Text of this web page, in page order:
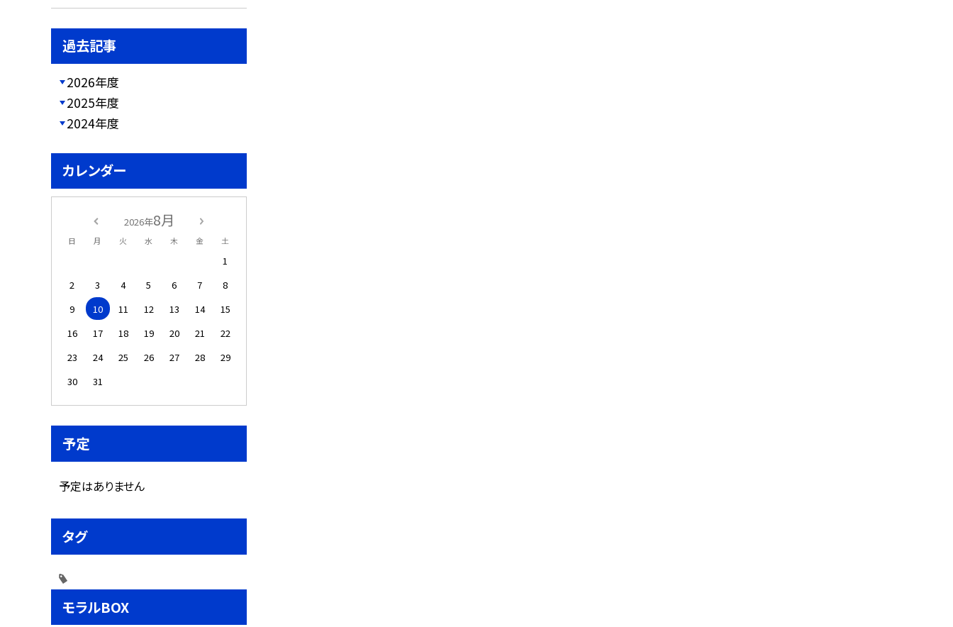
過去記事
2026年度
2025年度
2024年度
カレンダー
2026年8月
日 月 火 水 木 金 土
1
2
3 4 5 6 7
8
9
10 11 12 13 14
15
16
17 18 19 20 21
22
23
24 25 26 27 28
29
30
31
予定
予定はありません
タグ
モラルBOX